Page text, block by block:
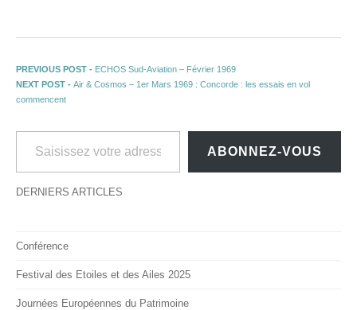
Navigation de l’article
PREVIOUS POST - Previous post:
ECHOS Sud-Aviation – Février 1969
NEXT POST - Next post:
Air & Cosmos – 1er Mars 1969 : Concorde : les essais en vol
commencent
Saisissez votre adresse e-mail…
ABONNEZ-VOUS
DERNIERS ARTICLES
Conférence
Festival des Etoiles et des Ailes 2025
Journées Européennes du Patrimoine